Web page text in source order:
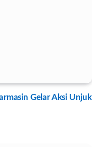
Gelar Aksi Unjuk